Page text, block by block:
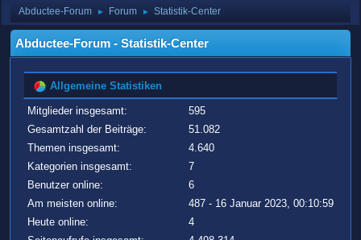
Abductee-Forum ► Forum ► Statistik-Center
Abductee-Forum - Statistik-Center
Allgemeine Statistiken
Mitglieder insgesamt:
595
Gesamtzahl der Beiträge:
51.082
Themen insgesamt:
4.640
Kategorien insgesamt:
7
Benutzer online:
6
Am meisten online:
487 - 16 Januar 2023, 00:10:59
Heute online:
4